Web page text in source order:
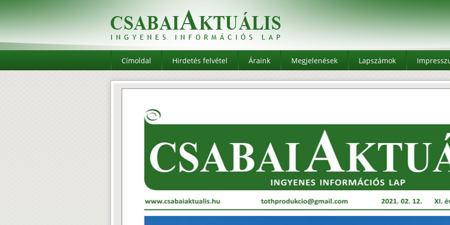
Címoldal Hirdetés felvétel Áraink Megjelenések Lapszámok